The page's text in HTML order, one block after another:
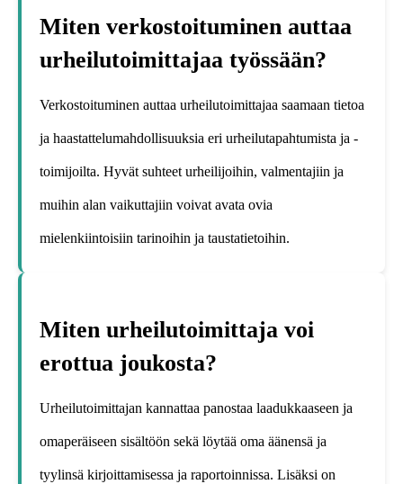
Miten verkostoituminen auttaa
urheilutoimittajaa työssään?
Verkostoituminen auttaa urheilutoimittajaa saamaan tietoa
ja haastattelumahdollisuuksia eri urheilutapahtumista ja -
toimijoilta. Hyvät suhteet urheilijoihin, valmentajiin ja
muihin alan vaikuttajiin voivat avata ovia
mielenkiintoisiin tarinoihin ja taustatietoihin.
Miten urheilutoimittaja voi
erottua joukosta?
Urheilutoimittajan kannattaa panostaa laadukkaaseen ja
omaperäiseen sisältöön sekä löytää oma äänensä ja
tyylinsä kirjoittamisessa ja raportoinnissa. Lisäksi on